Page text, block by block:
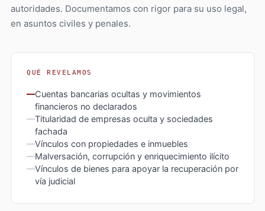
autoridades. Documentamos con rigor para su uso legal,
en asuntos civiles y penales.
QUÉ REVELAMOS
Cuentas bancarias ocultas y movimientos
financieros no declarados
Titularidad de empresas oculta y sociedades
fachada
Vínculos con propiedades e inmuebles
Malversación, corrupción y enriquecimiento ilícito
Vínculos de bienes para apoyar la recuperación por
vía judicial